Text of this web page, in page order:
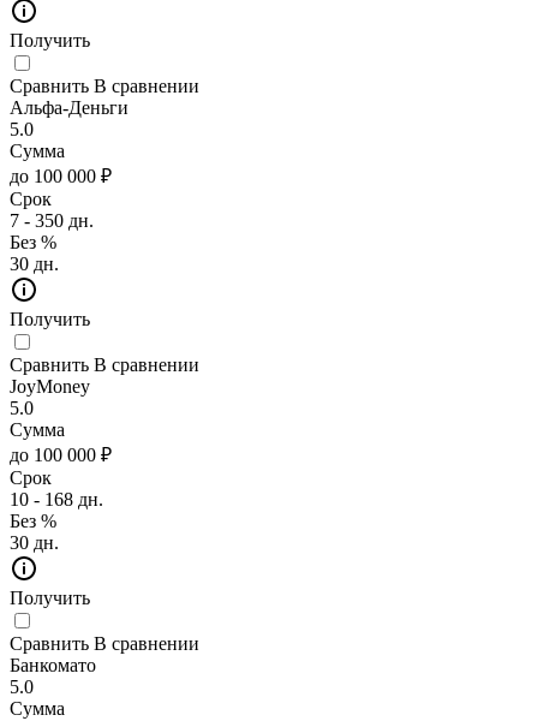
Получить
Сравнить В сравнении
Альфа-Деньги
5.0
Сумма
до 100 000 ₽
Срок
7 - 350 дн.
Без %
30 дн.
Получить
Сравнить В сравнении
JoyMoney
5.0
Сумма
до 100 000 ₽
Срок
10 - 168 дн.
Без %
30 дн.
Получить
Сравнить В сравнении
Банкомато
5.0
Сумма